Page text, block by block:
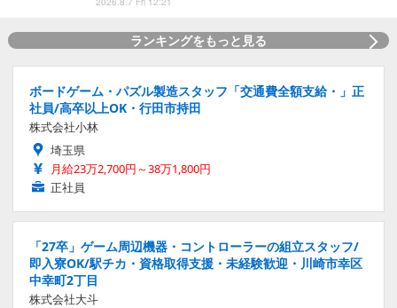
ランキングをもっと見る
ボードゲーム・パズル製造スタッフ「交通費全額支給・」正
社員/高卒以上OK・行田市持田
株式会社小林
埼玉県
月給23万2,700円～38万1,800円
正社員
「27卒」ゲーム周辺機器・コントローラーの組立スタッフ/
即入寮OK/駅チカ・資格取得支援・未経験歓迎・川崎市幸区
中幸町2丁目
株式会社大斗